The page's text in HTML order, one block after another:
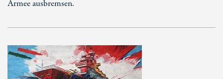
Armee ausbremsen.